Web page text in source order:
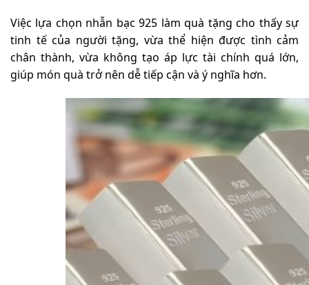
Việc lựa chọn nhẫn bạc 925 làm quà tặng cho thấy sự
tinh tế của người tặng, vừa thể hiện được tình cảm
chân thành, vừa không tạo áp lực tài chính quá lớn,
giúp món quà trở nên dễ tiếp cận và ý nghĩa hơn.